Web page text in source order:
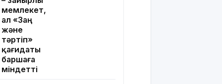
мемлекет,
ал «Заң
және
тәртіп»
қағидаты
баршаға
міндетті